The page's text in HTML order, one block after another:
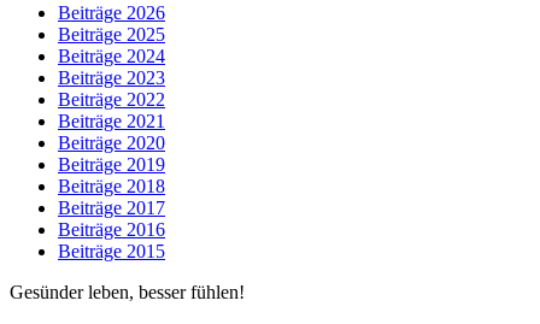
Beiträge 2026
Beiträge 2025
Beiträge 2024
Beiträge 2023
Beiträge 2022
Beiträge 2021
Beiträge 2020
Beiträge 2019
Beiträge 2018
Beiträge 2017
Beiträge 2016
Beiträge 2015
Gesünder leben, besser fühlen!